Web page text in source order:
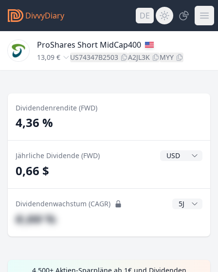
DivvyDiary DE
ProShares Short MidCap400
13,09 € US74347B2503 A2JL3K MYY
Dividendenrendite (FWD)
4,36 %
Jährliche Dividende (FWD)
0,66 $
Dividendenwachstum (CAGR) CAGR Jahre
#,## %